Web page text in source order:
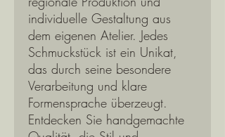
individuelle Gestaltung aus
dem eigenen Atelier. Jedes
Schmuckstück ist ein Unikat,
das durch seine besondere
Verarbeitung und klare
Formensprache überzeugt.
Entdecken Sie handgemachte